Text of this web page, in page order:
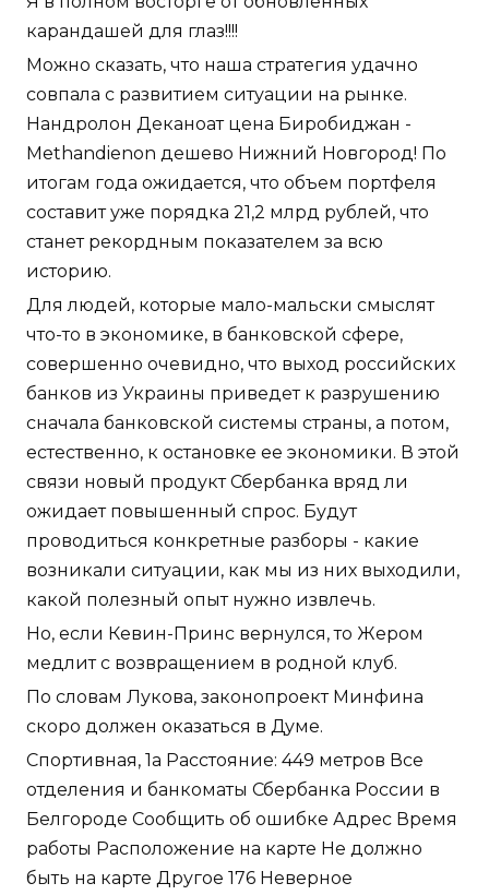
карандашей для глаз!!!!
Можно сказать, что наша стратегия удачно
совпала с развитием ситуации на рынке.
Нандролон Деканоат цена Биробиджан -
Methandienon дешево Нижний Новгород! По
итогам года ожидается, что объем портфеля
составит уже порядка 21,2 млрд рублей, что
станет рекордным показателем за всю
историю.
Для людей, которые мало-мальски смыслят
что-то в экономике, в банковской сфере,
совершенно очевидно, что выход российских
банков из Украины приведет к разрушению
сначала банковской системы страны, а потом,
естественно, к остановке ее экономики. В этой
связи новый продукт Сбербанка вряд ли
ожидает повышенный спрос. Будут
проводиться конкретные разборы - какие
возникали ситуации, как мы из них выходили,
какой полезный опыт нужно извлечь.
Но, если Кевин-Принс вернулся, то Жером
медлит с возвращением в родной клуб.
По словам Лукова, законопроект Минфина
скоро должен оказаться в Думе.
Спортивная, 1а Расстояние: 449 метров Все
отделения и банкоматы Сбербанка России в
Белгороде Сообщить об ошибке Адрес Время
работы Расположение на карте Не должно
быть на карте Другое 176 Неверное